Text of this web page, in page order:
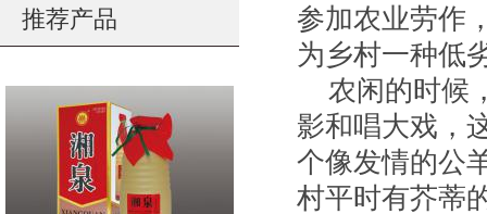
推荐产品
参加农业劳作
为乡村一种低
农闲的时候
影和唱大戏，
个像发情的公
村平时有芥蒂